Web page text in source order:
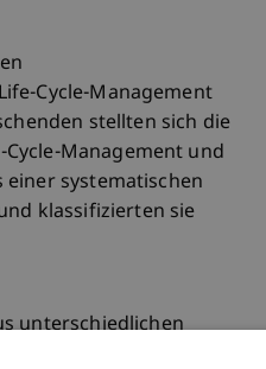
Cycle-Management
stellten sich die
Management und
systematischen
klassifizierten sie
unterschiedlichen
und für die